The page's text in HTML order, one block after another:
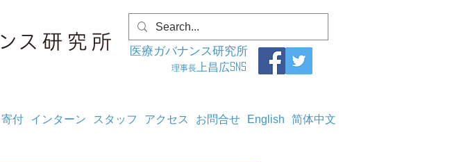
医療ガバナンス研究所
理事長 上昌広SNS
寄付 インターン スタッフ アクセス お問合せ English 简体中文